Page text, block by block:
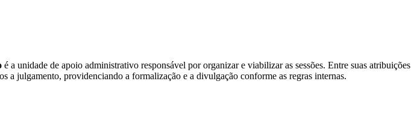
é a unidade de apoio administrativo responsável por organizar e viabilizar as sessões. Entre suas atribuições
a julgamento, providenciando a formalização e a divulgação conforme as regras internas.